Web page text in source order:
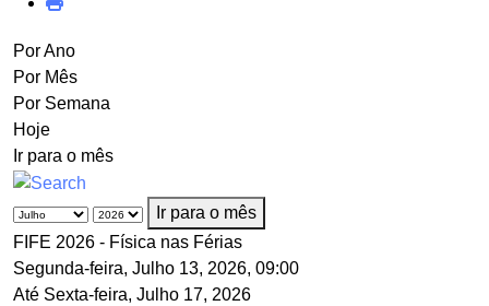
Por Ano
Por Mês
Por Semana
Hoje
Ir para o mês
Ir para o mês
FIFE 2026 - Física nas Férias
Segunda-feira, Julho 13, 2026, 09:00
Até Sexta-feira, Julho 17, 2026